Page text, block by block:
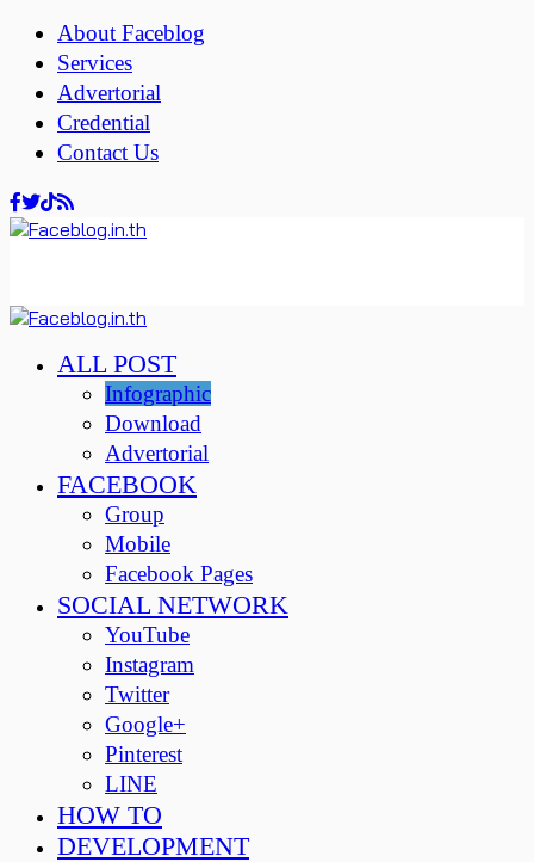
About Faceblog
Services
Advertorial
Credential
Contact Us
ALL POST
Infographic
Download
Advertorial
FACEBOOK
Group
Mobile
Facebook Pages
SOCIAL NETWORK
YouTube
Instagram
Twitter
Google+
Pinterest
LINE
HOW TO
DEVELOPMENT